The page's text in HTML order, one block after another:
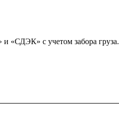
«СДЭК» с учетом забора груза.